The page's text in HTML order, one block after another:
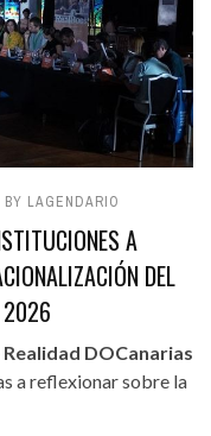
BY LAGENDARIO
A
DEL
2026
DOCanarias
a reflexionar sobre la